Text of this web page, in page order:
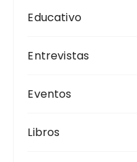
Educativo
Entrevistas
Eventos
Libros